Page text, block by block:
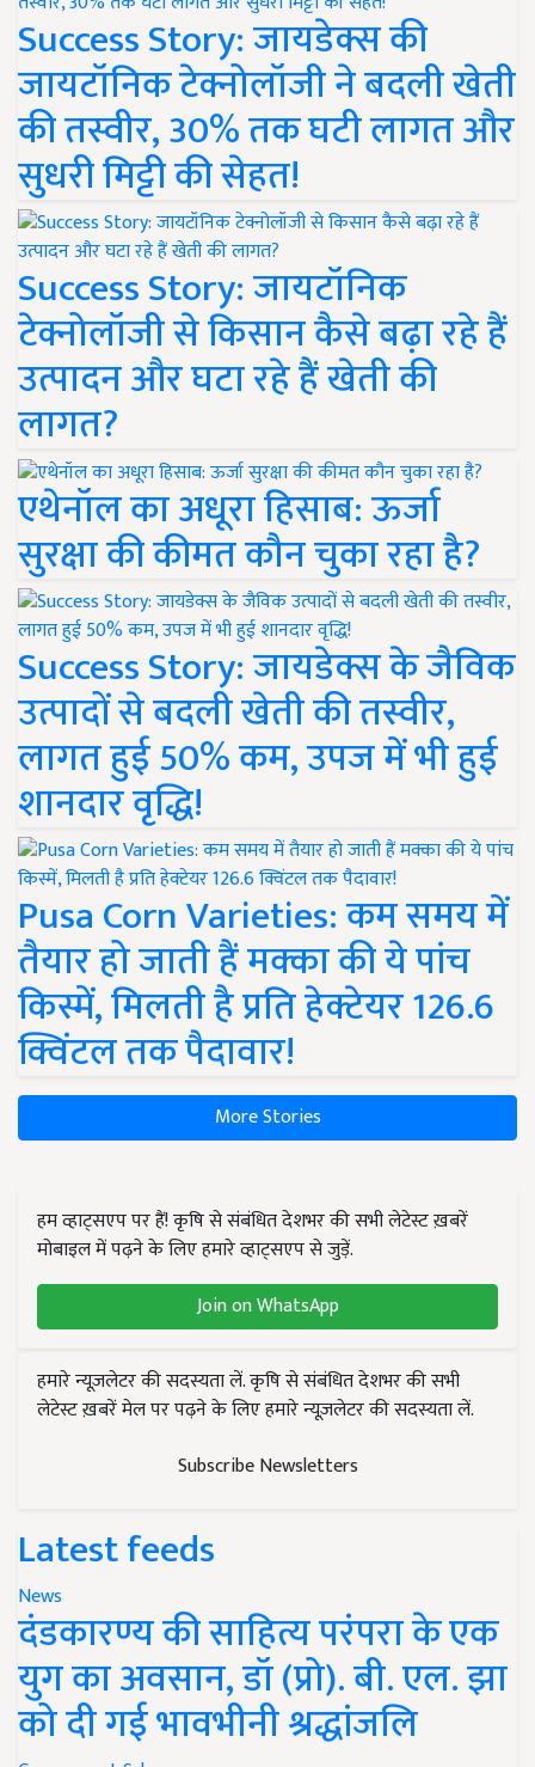
Success Story: जायडेक्स की
जायटॉनिक टेक्नोलॉजी ने बदली खेती
की तस्वीर, 30% तक घटी लागत और
सुधरी मिट्टी की सेहत!
Success Story: जायटॉनिक
टेक्नोलॉजी से किसान कैसे बढ़ा रहे हैं
उत्पादन और घटा रहे हैं खेती की
लागत?
एथेनॉल का अधूरा हिसाब: ऊर्जा
सुरक्षा की कीमत कौन चुका रहा है?
Success Story: जायडेक्स के जैविक
उत्पादों से बदली खेती की तस्वीर,
लागत हुई 50% कम, उपज में भी हुई
शानदार वृद्धि!
Pusa Corn Varieties: कम समय में
तैयार हो जाती हैं मक्का की ये पांच
किस्में, मिलती है प्रति हेक्टेयर 126.6
क्विंटल तक पैदावार!
More Stories
हम व्हाट्सएप पर हैं! कृषि से संबंधित देशभर की सभी लेटेस्ट ख़बरें
मोबाइल में पढ़ने के लिए हमारे व्हाट्सएप से जुड़ें.
Join on WhatsApp
हमारे न्यूज़लेटर की सदस्यता लें. कृषि से संबंधित देशभर की सभी
लेटेस्ट ख़बरें मेल पर पढ़ने के लिए हमारे न्यूज़लेटर की सदस्यता लें.
Subscribe Newsletters
Latest feeds
News
दंडकारण्य की साहित्य परंपरा के एक
युग का अवसान, डॉ (प्रो). बी. एल. झा
को दी गई भावभीनी श्रद्धांजलि